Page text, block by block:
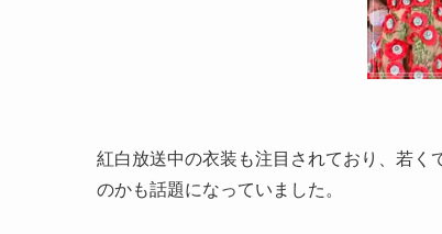
紅白放送中の衣装も注目されており、若く
のかも話題になっていました。